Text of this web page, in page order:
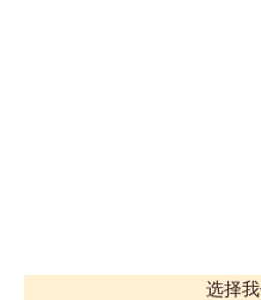
选择